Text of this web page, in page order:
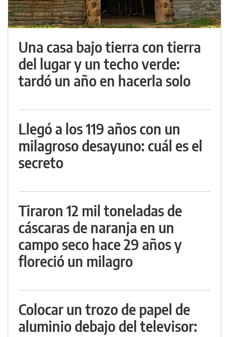
Una casa bajo tierra con tierra
del lugar y un techo verde:
tardó un año en hacerla solo
Llegó a los 119 años con un
milagroso desayuno: cuál es el
secreto
Tiraron 12 mil toneladas de
cáscaras de naranja en un
campo seco hace 29 años y
floreció un milagro
Colocar un trozo de papel de
aluminio debajo del televisor: